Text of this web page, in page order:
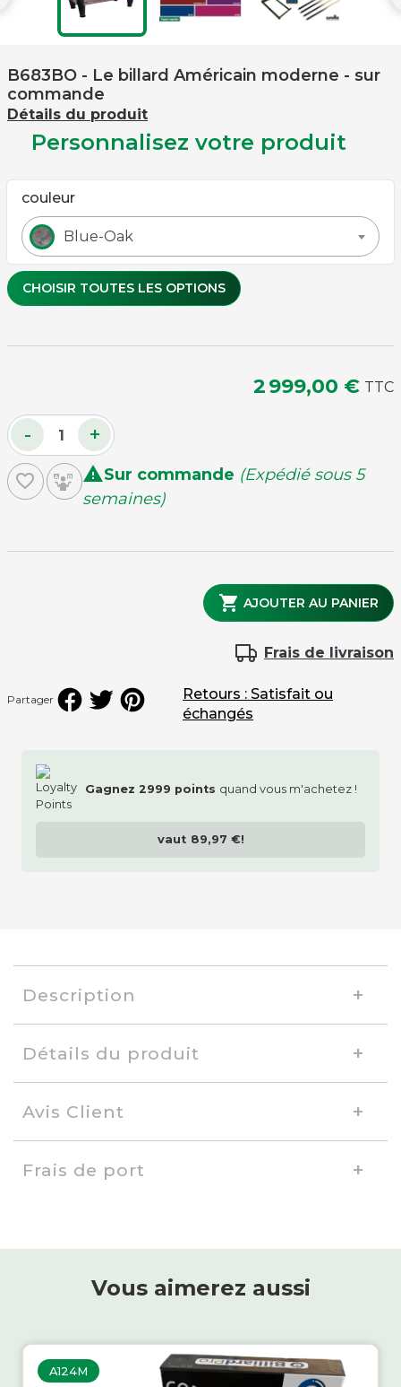
B683BO - Le billard Américain moderne - sur
commande
Détails du produit
Partager
Gagnez 2999 points quand vous m'achetez !
vaut 89,97 €!
Retours : Satisfait ou
échangés
Personnalisez votre produit
couleur
Blue-Oak
CHOISIR TOUTES LES OPTIONS
Couleur de tapis
Rose
Rouge
Rapide
Vert Jaune
Violet
Rapide
Eclairage des pieds
2 999,00 € TTC
- +
favorite_border Sur commande (Expédié sous 5
semaines)
 AJOUTER AU PANIER
Frais de livraison
Description
Détails du produit
Avis Client
Frais de port
Vous aimerez aussi
A124M